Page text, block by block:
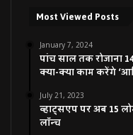
Most Viewed Posts
January 7, 2024
पांच साल तक रोजाना
क्या-क्या काम करेंगे
July 21, 2023
व्हाट्सएप पर अब 15
लॉन्च